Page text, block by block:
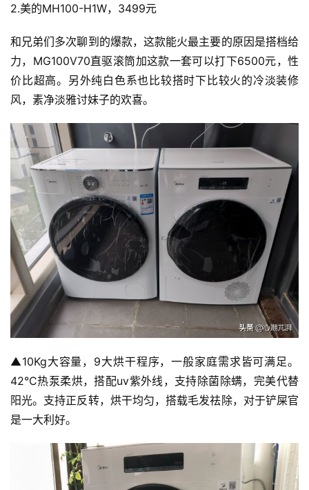
2.美的MH100-H1W，3499元
和兄弟们多次聊到的爆款，这款能火最主要的原因是搭档给
力，MG100V70直驱滚筒加这款一套可以打下6500元，性
价比超高。另外纯白色系也比较搭时下比较火的冷淡装修
风，素净淡雅讨妹子的欢喜。
▲10Kg大容量，9大烘干程序，一般家庭需求皆可满足。
42°C热泵柔烘，搭配uv紫外线，支持除菌除螨，完美代替
阳光。支持正反转，烘干均匀，搭载毛发祛除，对于铲屎官
是一大利好。